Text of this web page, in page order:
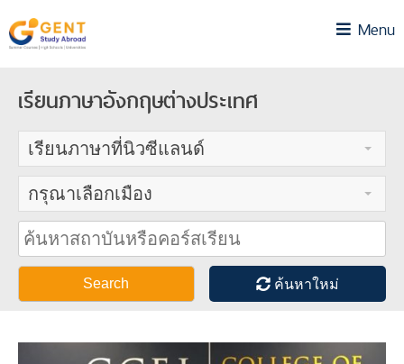
to
content
Menu
เรียนภาษาอังกฤษต่างประเทศ
เรียนภาษาที่นิวซีแลนด์
กรุณาเลือกเมือง
Search ค้นหาใหม่